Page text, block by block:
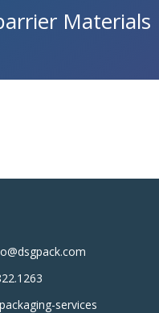
Materials
services